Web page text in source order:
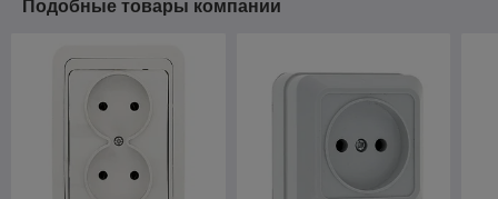
Подобные товары компании